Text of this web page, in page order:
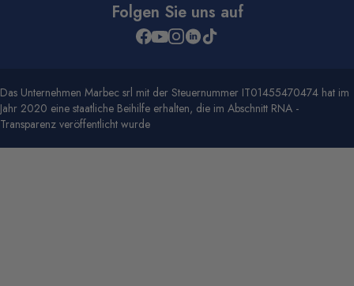
Folgen Sie uns auf
Das Unternehmen Marbec srl mit der Steuernummer IT01455470474 hat im
Jahr 2020 eine staatliche Beihilfe erhalten, die im Abschnitt RNA -
Transparenz veröffentlicht wurde